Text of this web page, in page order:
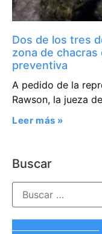
Dos de los tres
zona de
preventiva
A pedido de la
Rawson, la jueza
Leer más »
Buscar